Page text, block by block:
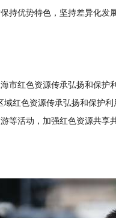
持优势特色，坚持差异化发
红色资源传承弘扬和保护
域红色资源传承弘扬和保护
等活动，加强红色资源共享